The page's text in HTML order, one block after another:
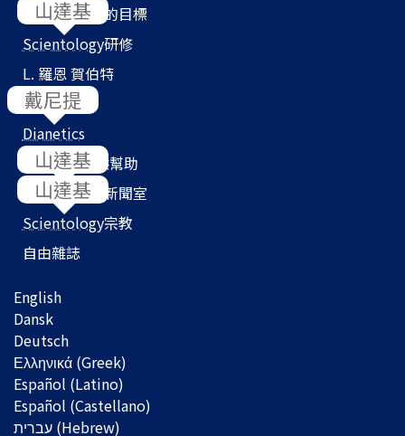
Scientology
的目標
Scientology研修
L. 羅恩 賀伯特
教會搜尋器
Dianetics
我們如何提供幫助
Scientology
新聞室
Scientology宗教
自由雜誌
English
Dansk
Deutsch
Ελληνικά (Greek)
Español (Latino)
Español (Castellano)